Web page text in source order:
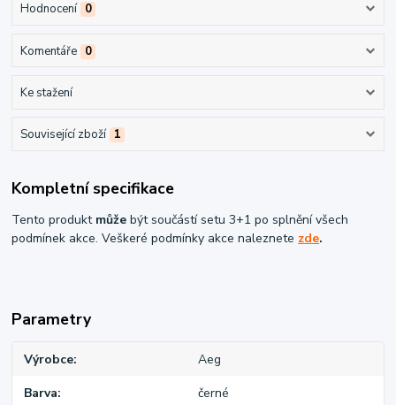
Hodnocení 0
Komentáře 0
Ke stažení
Související zboží 1
Kompletní specifikace
Tento produkt může být součástí setu 3+1 po splnění všech
podmínek akce. Veškeré podmínky akce naleznete zde.
Parametry
Výrobce Aeg
Barva černé